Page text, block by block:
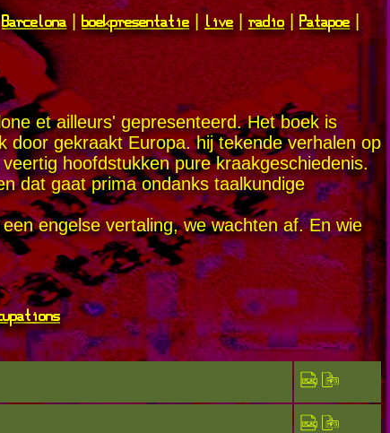
Barcelona|boekpresentatie|live|radio|Patapoe|
et ailleurs' gepresenteerd. Het boek is
door gekraakt Europa. hij tekende verhalen op
hoofdstukken pure kraakgeschiedenis.
dat gaat prima ondanks taalkundige
engelse vertaling, we wachten af. En wie